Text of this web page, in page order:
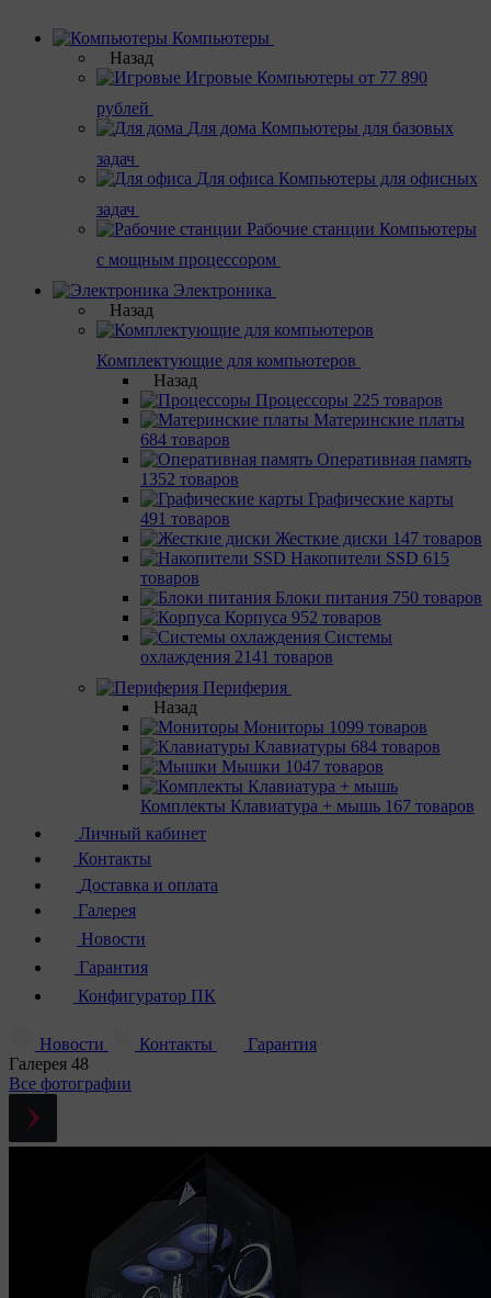
Компьютеры
Назад
Игровые Компьютеры от 77 890
рублей
Для дома Компьютеры для базовых
задач
Для офиса Компьютеры для офисных
задач
Рабочие станции Компьютеры
с мощным процессором
Электроника
Назад
Комплектующие для компьютеров
Назад
Процессоры 225 товаров
Материнcкие платы
684 товаров
Оперативная память
1352 товаров
Графические карты
491 товаров
Жесткие диски 147 товаров
Накопители SSD 615
товаров
Блоки питания 750 товаров
Корпуса 952 товаров
Системы
охлаждения 2141 товаров
Периферия
Назад
Мониторы 1099 товаров
Клавиатуры 684 товаров
Мышки 1047 товаров
Комплекты Клавиатура + мышь 167 товаров
Личный кабинет
Контакты
Доставка и оплата
Галерея
Новости
Гарантия
Конфигуратор ПК
Новости Контакты
Гарантия
Галерея 48
Все фотографии